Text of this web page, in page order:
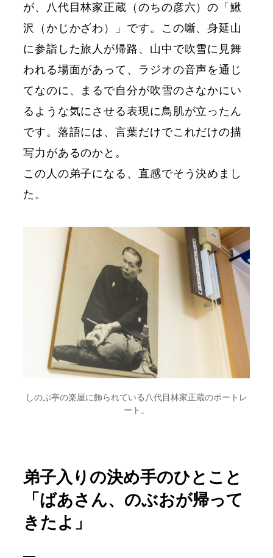
が、八代目林家正蔵（のちの彦六）の「鰍
沢（かじかざわ）」です。この噺、身延山
に参詣した旅人が帰路、山中で吹雪に見舞
われる場面があって、ラジオの音声を通じ
てなのに、まるで自分が吹雪のさなかにい
るような気にさせる表現に鳥肌が立ったん
です。落語には、言葉だけでこれだけの描
写力があるのかと。
この人の弟子になる、直感でそう決めまし
た。
しのぶ亭の楽屋に飾られている八代目林家正蔵のポートレ
ート。
弟子入りの決め手のひとこと
「ばあさん、のぶおが帰って
きたよ」